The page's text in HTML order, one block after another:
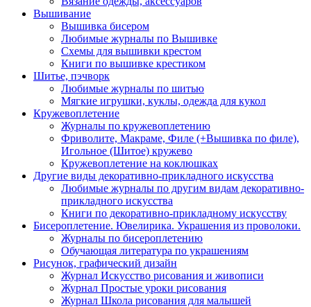
Вышивание
Вышивка бисером
Любимые журналы по Вышивке
Схемы для вышивки крестом
Книги по вышивке крестиком
Шитье, пэчворк
Любимые журналы по шитью
Мягкие игрушки, куклы, одежда для кукол
Кружевоплетение
Журналы по кружевоплетению
Фриволите, Макраме, Филе (+Вышивка по филе),
Игольное (Шитое) кружево
Кружевоплетение на коклюшках
Другие виды декоративно-прикладного искусства
Любимые журналы по другим видам декоративно-
прикладного искусства
Книги по декоративно-прикладному искусству
Бисероплетение. Ювелирика. Украшения из проволоки.
Журналы по бисероплетению
Обучающая литература по украшениям
Рисунок, графический дизайн
Журнал Искусство рисования и живописи
Журнал Простые уроки рисования
Журнал Школа рисования для малышей